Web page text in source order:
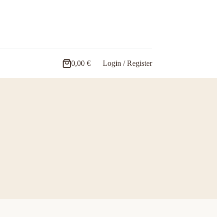
Carro
0,00 € Login / Register